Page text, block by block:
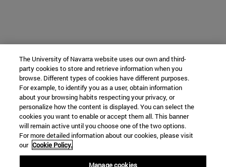
The University of Navarra website uses our own and third-
party cookies to store and retrieve information when you
browse. Different types of cookies have different purposes.
For example, to identify you as a user, obtain information
about your browsing habits respecting your privacy, or
personalize how the content is displayed. You can select the
cookies you want to enable or accept them all. This banner
will remain active until you choose one of the two options.
For more detailed information about our cookies, please visit
our Cookie Policy.
Manage cookies